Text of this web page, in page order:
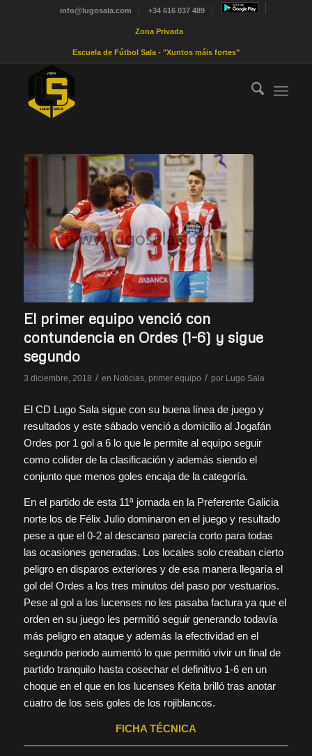
info@lugosala.com +34 616 037 489
Zona Privada
Escuela de Fútbol Sala - "Xuntos máis fortes"
El primer equipo venció con
contundencia en Ordes (1-6) y sigue
segundo
3 diciembre, 2018 / en Noticias, primer equipo / por Lugo Sala
El CD Lugo Sala sigue con su buena línea de juego y
resultados y este sábado venció a domicilio al Jogafán
Ordes por 1 gol a 6 lo que le permite al equipo seguir
como colíder de la clasificación y además siendo el
conjunto que menos goles encaja de la categoría.
En el partido de esta 11ª jornada en la Preferente Galicia
norte los de Félix Julio dominaron en el juego y resultado
pese a que el 0-2 al descanso parecía corto para todas
las ocasiones generadas. Los locales solo creaban cierto
peligro en disparos exteriores y de esa manera llegaría el
gol del Ordes a los tres minutos del paso por vestuarios.
Pese al gol a los lucenses no les pasaba factura ya que el
orden en su juego les permitió seguir generando todavía
más peligro en ataque y además la efectividad en el
segundo periodo aumentó lo que permitió vivir un final de
partido tranquilo hasta cosechar el definitivo 1-6 en un
choque en el que en los lucenses Keita brilló tras anotar
cuatro de los seis goles de los rojiblancos.
FICHA TÉCNICA